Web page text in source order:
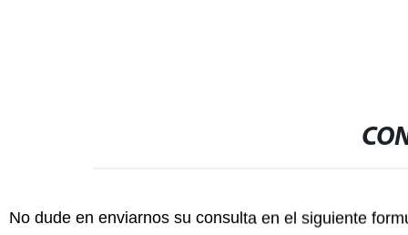
No dude en enviarnos su consulta en el siguiente